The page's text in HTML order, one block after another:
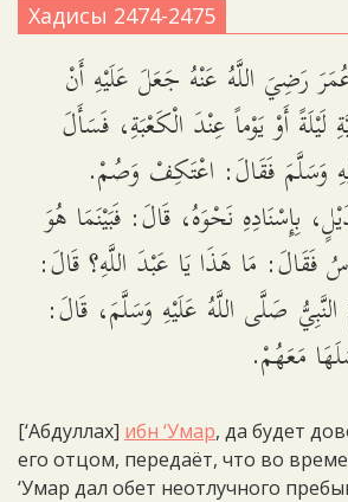
Хадисы 2474-2475
رَضِيَ اللَّهُ عَنْهُ جَعَلَ عَلَيْهِ أَنْ
أَوْ يَوْماً عِنْدَ الْكَعْبَةِ، فَسَأَلَ
وَسَلَّمَ فَقَالَ: اعْتَكِفْ وَصُمْ.
بِإِسْنَادِهِ نَحْوَهُ، قَالَ: فَبَيْنَمَا هُوَ
فَقَالَ: مَا هَذَا يَا عَبْدَ اللَّهِ؟ قَالَ:
صَلَّى اللَّهُ عَلَيْهِ وَسَلَّمَ، قَالَ:
مَعَهُمْ.
[‘Абдуллах] ибн ‘Умар, да будет
его отцом, передаёт, что во
‘Умар дал обет неотлучного